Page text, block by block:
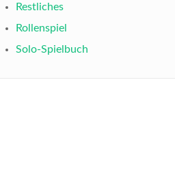
Restliches
Rollenspiel
Solo-Spielbuch